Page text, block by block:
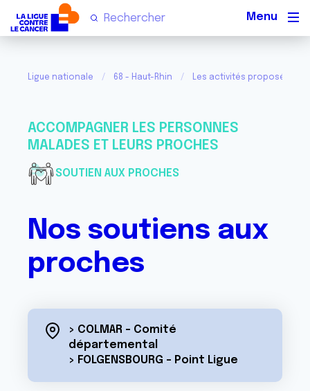
Ligue nationale 68 - Haut-Rhin Les activités proposées
ACCOMPAGNER LES PERSONNES
MALADES ET LEURS PROCHES
SOUTIEN AUX PROCHES
Nos soutiens aux
proches
> COLMAR - Comité
départemental
> FOLGENSBOURG - Point Ligue